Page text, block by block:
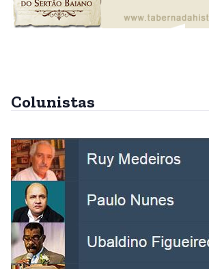
Colunistas